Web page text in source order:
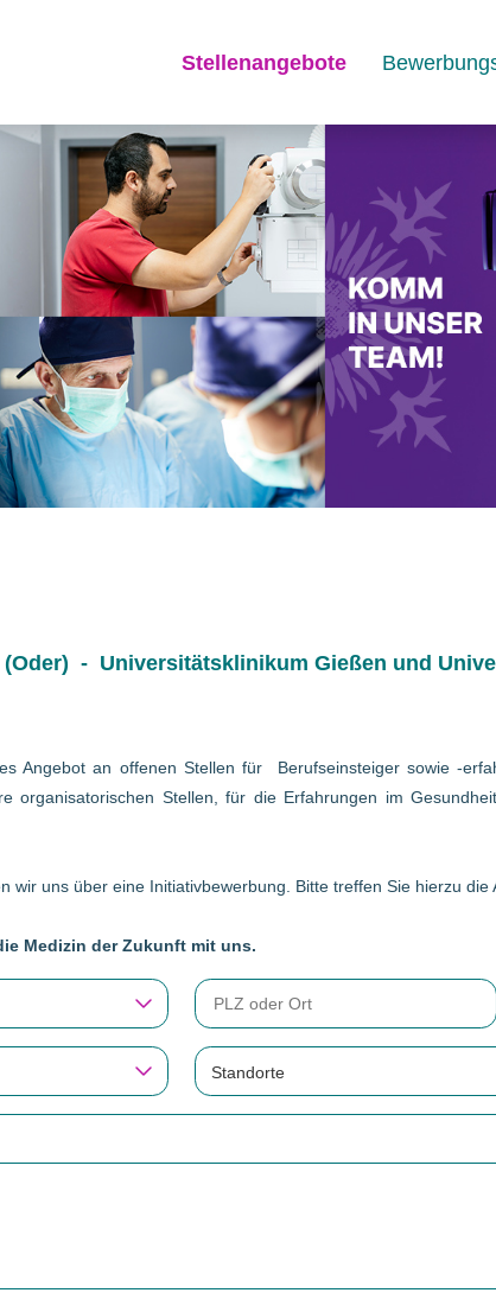
Stellenangebote
- Universitätsklinikum Gießen und
Angebot an offenen Stellen für Berufseinsteiger sowie -
Stellen, für die Erfahrungen im
uns über eine Initiativbewerbung. Bitte treffen Sie hierzu die
Medizin der Zukunft mit uns.
Standorte